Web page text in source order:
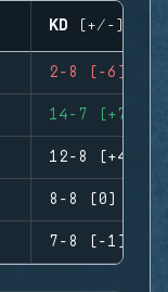
KD (+/-)
2-8 (-6)
14-7 (+7)
12-8 (+4)
8-8 (0)
7-8 (-1)